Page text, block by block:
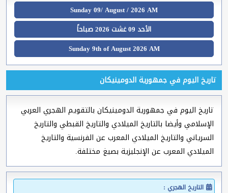
Sunday 09/ August / 2026 AM
الأحد 09 غشت 2026 صباحاً
Sunday 9th of August 2026 AM
تاريخ اليوم في جمهورية الدومينيكان
تاريخ اليوم في جمهورية الدومينيكان بالتقويم الهجري العربي
الإسلامي وأيضا بالتاريخ الميلادي والتاريخ القبطي والتاريخ
السرياني والتاريخ الميلادي المعرب عن الفرنسية والتاريخ
الميلادي المعرب عن الإنجليزية بصيغ مختلفة.
التاريخ الهجري :